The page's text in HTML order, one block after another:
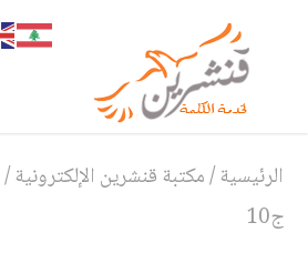
الرئيسية/مكتبة قنشرين الإلكترونية/
ج10